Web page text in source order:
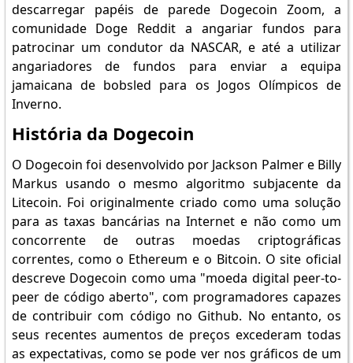
descarregar papéis de parede Dogecoin Zoom, a
comunidade Doge Reddit a angariar fundos para
patrocinar um condutor da NASCAR, e até a utilizar
angariadores de fundos para enviar a equipa
jamaicana de bobsled para os Jogos Olímpicos de
Inverno.
História da Dogecoin
O Dogecoin foi desenvolvido por Jackson Palmer e Billy
Markus usando o mesmo algoritmo subjacente da
Litecoin. Foi originalmente criado como uma solução
para as taxas bancárias na Internet e não como um
concorrente de outras moedas criptográficas
correntes, como o Ethereum e o Bitcoin. O site oficial
descreve Dogecoin como uma "moeda digital peer-to-
peer de código aberto", com programadores capazes
de contribuir com código no Github. No entanto, os
seus recentes aumentos de preços excederam todas
as expectativas, como se pode ver nos gráficos de um